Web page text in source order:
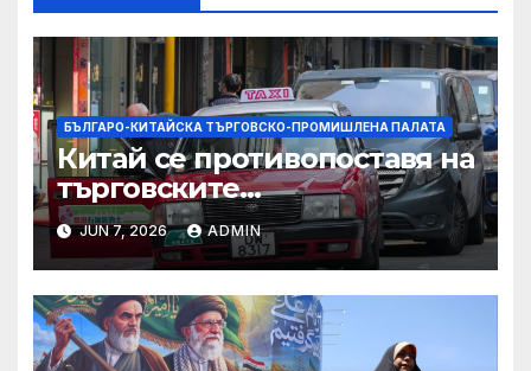
БЪЛГАРО-КИТАЙСКА ТЪРГОВСКО-ПРОМИШЛЕНА ПАЛАТА
Китай се противопоставя на
търговските
ограничителни мерки на
САЩ във връзка с искове за
принудителен труд:
Министерство на
търговията
JUN 7, 2026 ADMIN